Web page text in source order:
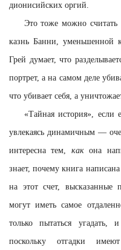
дионисийских оргий.
Это тоже можно считать
казнь Банни, уменьшенной
Грей думает, что
портрет, а на самом деле
что убивает себя, а
«Тайная история», если
увлекаясь динамичным —
интересна тем, какона
знает, почему книга
на этот счет, высказанные
могут иметь самое
только пытаться угадать,
поскольку отгадки